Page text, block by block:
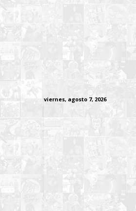
viernes, agosto 7, 2026